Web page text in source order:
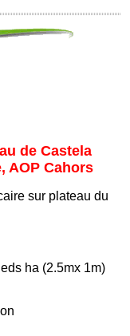
de Castela
AOP Cahors
sur plateau du
ha (2.5mx 1m)